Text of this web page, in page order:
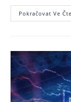
Pokračovat Ve